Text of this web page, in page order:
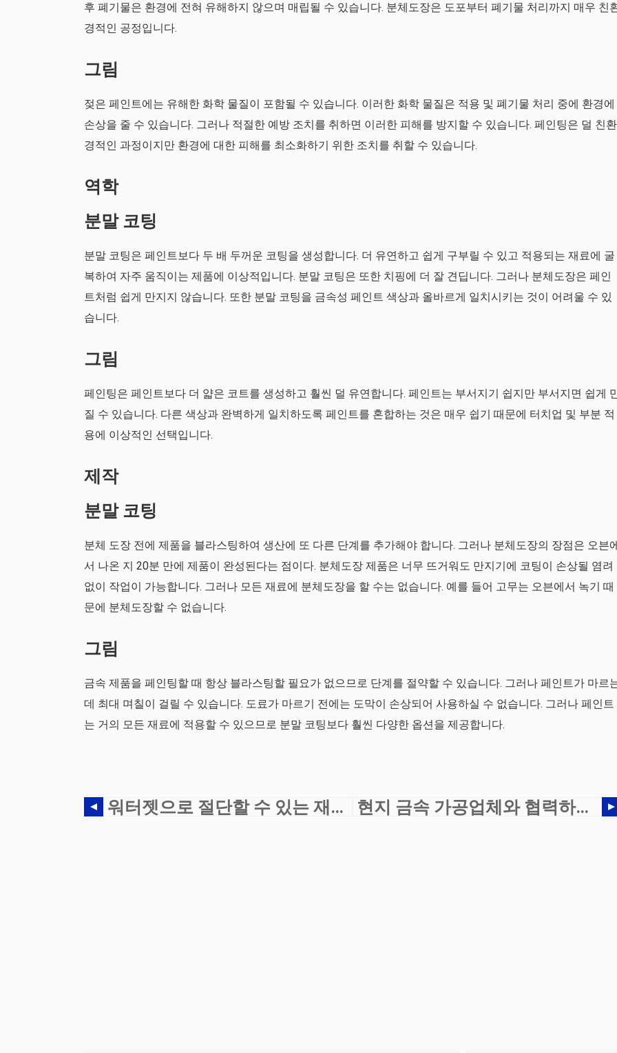
후 폐기물은 환경에 전혀 유해하지 않으며 매립될 수 있습니다. 분체도장은 도포부터 폐기물 처리까지 매우 친
경적인 공정입니다.
그림
젖은 페인트에는 유해한 화학 물질이 포함될 수 있습니다. 이러한 화학 물질은 적용 및 폐기물 처리 중에 환경에
손상을 줄 수 있습니다. 그러나 적절한 예방 조치를 취하면 이러한 피해를 방지할 수 있습니다. 페인팅은 덜 친환
경적인 과정이지만 환경에 대한 피해를 최소화하기 위한 조치를 취할 수 있습니다.
역학
분말 코팅
분말 코팅은 페인트보다 두 배 두꺼운 코팅을 생성합니다. 더 유연하고 쉽게 구부릴 수 있고 적용되는 재료에 굴
복하여 자주 움직이는 제품에 이상적입니다. 분말 코팅은 또한 치핑에 더 잘 견딥니다. 그러나 분체도장은 페인
트처럼 쉽게 만지지 않습니다. 또한 분말 코팅을 금속성 페인트 색상과 올바르게 일치시키는 것이 어려울 수 있
습니다.
그림
페인팅은 페인트보다 더 얇은 코트를 생성하고 훨씬 덜 유연합니다. 페인트는 부서지기 쉽지만 부서지면 쉽게
질 수 있습니다. 다른 색상과 완벽하게 일치하도록 페인트를 혼합하는 것은 매우 쉽기 때문에 터치업 및 부분 적
용에 이상적인 선택입니다.
제작
분말 코팅
분체 도장 전에 제품을 블라스팅하여 생산에 또 다른 단계를 추가해야 합니다. 그러나 분체도장의 장점은 오븐
서 나온 지 20분 만에 제품이 완성된다는 점이다. 분체도장 제품은 너무 뜨거워도 만지기에 코팅이 손상될 염려
없이 작업이 가능합니다. 그러나 모든 재료에 분체도장을 할 수는 없습니다. 예를 들어 고무는 오븐에서 녹기 때
문에 분체도장할 수 없습니다.
그림
금속 제품을 페인팅할 때 항상 블라스팅할 필요가 없으므로 단계를 절약할 수 있습니다. 그러나 페인트가 마르
데 최대 며칠이 걸릴 수 있습니다. 도료가 마르기 전에는 도막이 손상되어 사용하실 수 없습니다. 그러나 페인트
는 거의 모든 재료에 적용할 수 있으므로 분말 코팅보다 훨씬 다양한 옵션을 제공합니다.
워터젯으로 절단할 수 있는 재료는 무엇입니까? 현지 금속 가공업체와 협력하면 어떤 이점이 있습니까?